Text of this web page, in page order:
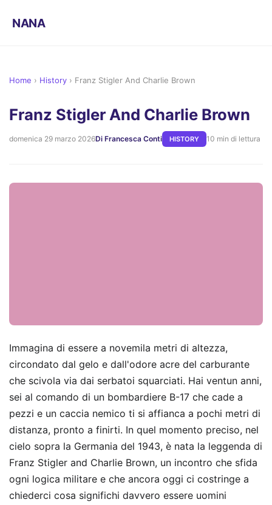
NANA
Home › History › Franz Stigler And Charlie Brown
Franz Stigler And Charlie Brown
domenica 29 marzo 2026Di Francesca Conti HISTORY 10 min di lettura
Immagina di essere a novemila metri di altezza,
circondato dal gelo e dall'odore acre del carburante
che scivola via dai serbatoi squarciati. Hai ventun anni,
sei al comando di un bombardiere B-17 che cade a
pezzi e un caccia nemico ti si affianca a pochi metri di
distanza, pronto a finirti. In quel momento preciso, nel
cielo sopra la Germania del 1943, è nata la leggenda di
Franz Stigler and Charlie Brown, un incontro che sfida
ogni logica militare e che ancora oggi ci costringe a
chiederci cosa significhi davvero essere uomini